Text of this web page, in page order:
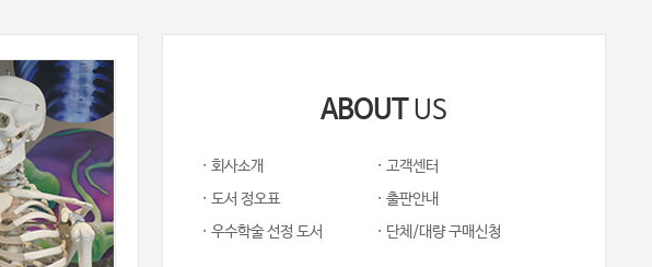
ABOUT US
· 회사소개
· 고객센터
· 도서 정오표
· 출판안내
· 우수학술 선정 도서
· 단체/대량 구매신청